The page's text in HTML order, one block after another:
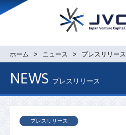
ホーム ニュース プレスリリース
NEWS プレスリリース
プレスリリース